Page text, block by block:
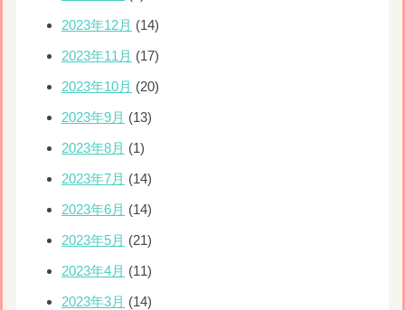
2023年12月 (14)
2023年11月 (17)
2023年10月 (20)
2023年9月 (13)
2023年8月 (1)
2023年7月 (14)
2023年6月 (14)
2023年5月 (21)
2023年4月 (11)
2023年3月 (14)